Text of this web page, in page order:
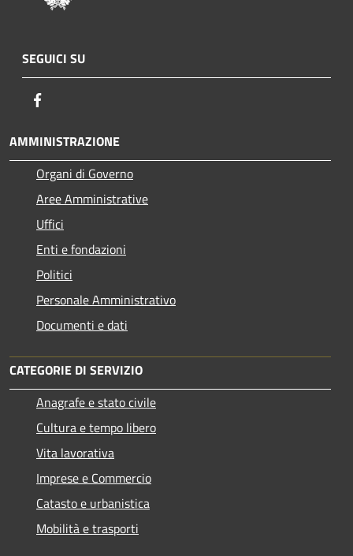
SEGUICI SU
AMMINISTRAZIONE
Organi di Governo
Aree Amministrative
Uffici
Enti e fondazioni
Politici
Personale Amministrativo
Documenti e dati
CATEGORIE DI SERVIZIO
Anagrafe e stato civile
Cultura e tempo libero
Vita lavorativa
Imprese e Commercio
Catasto e urbanistica
Mobilità e trasporti